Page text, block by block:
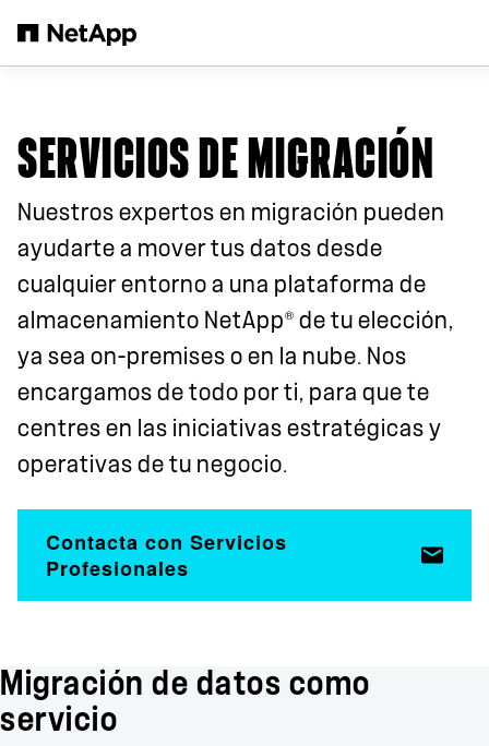
SERVICIOS DE MIGRACIÓN
Nuestros expertos en migración pueden
ayudarte a mover tus datos desde
cualquier entorno a una plataforma de
almacenamiento NetApp® de tu elección,
ya sea on-premises o en la nube. Nos
encargamos de todo por ti, para que te
centres en las iniciativas estratégicas y
operativas de tu negocio.
Contacta con Servicios
Profesionales
Migración de datos como
servicio